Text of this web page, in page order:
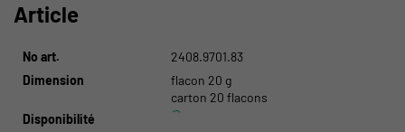
Article
No art.
2408.9701.83
Dimension
flacon 20 g
carton 20 flacons
Disponibilité